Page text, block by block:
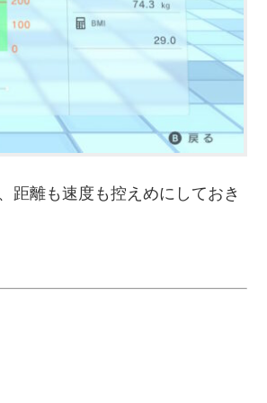
距離も速度も控えめにしておき